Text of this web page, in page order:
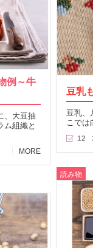
例～牛
、大豆抽
ム組織と
MORE
豆乳
豆乳、
こでは
12
読み物